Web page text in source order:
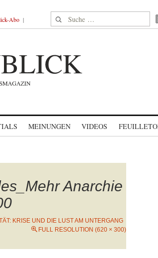
Abo Suche nach:
MEINUNGEN VIDEOS
Anarchie
KRISE UND DIE LUST AM UNTERGANG
FULL RESOLUTION (620 × 300)